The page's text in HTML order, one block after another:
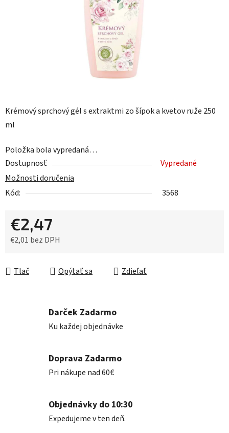
Krémový sprchový gél s extraktmi zo šípok a kvetov ruže 250
ml
Položka bola vypredaná…
Dostupnosť
Vypredané
Možnosti doručenia
Kód:
3568
€2,47
€2,01 bez DPH
Tlač
Opýtať sa Zdieľať
Darček Zadarmo
Ku každej objednávke
Doprava Zadarmo
Pri nákupe nad 60€
Objednávky do 10:30
Expedujeme v ten deň.